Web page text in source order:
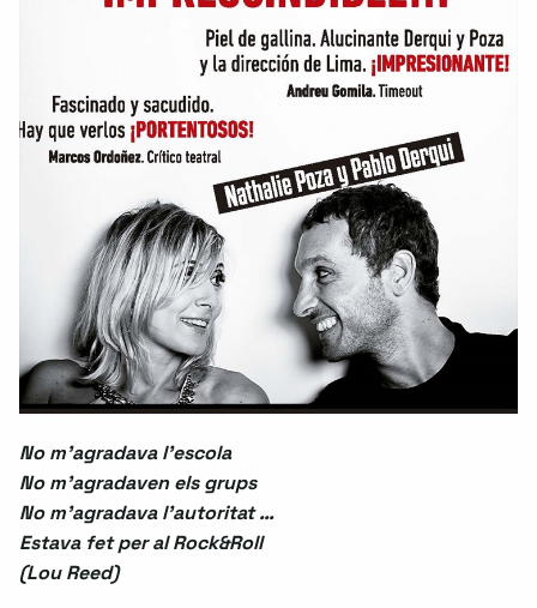
No m’agradava l’escola
No m’agradaven els grups
No m’agradava l’autoritat …
Estava fet per al Rock&Roll
(Lou Reed)